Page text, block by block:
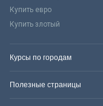
Купить евро
Купить злотый
Курсы по городам
Полезные страницы